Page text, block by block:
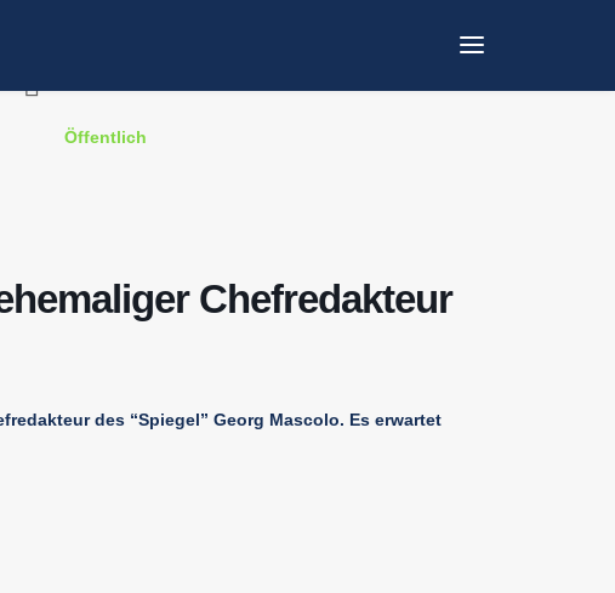
Öffentlich
Chefredakteur
des “Spiegel” Georg Mascolo. Es erwartet